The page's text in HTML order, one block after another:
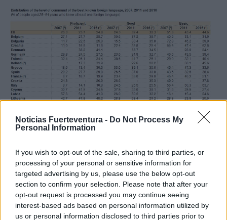
Noticias Fuerteventura - Do Not Process My
Personal Information
If you wish to opt-out of the sale, sharing to third parties, or
processing of your personal or sensitive information for
targeted advertising by us, please use the below opt-out
section to confirm your selection. Please note that after your
opt-out request is processed you may continue seeing
interest-based ads based on personal information utilized by
us or personal information disclosed to third parties prior to